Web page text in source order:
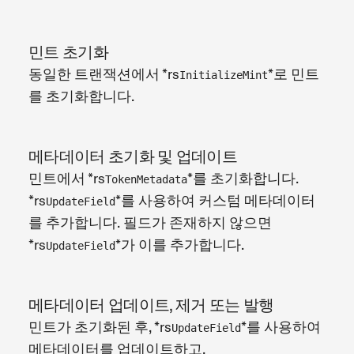
민트 초기화
동일한 트랜잭션에서 *rsInitializeMint*로 민트
를 초기화합니다.
메타데이터 초기화 및 업데이트
민트에서 *rsTokenMetadata*를 초기화합니다.
*rsUpdateField*를 사용하여 커스텀 메타데이터
를 추가합니다. 필드가 존재하지 않으면
*rsUpdateField*가 이를 추가합니다.
메타데이터 업데이트, 제거 또는 발행
민트가 초기화된 후, *rsUpdateField*를 사용하여
메타데이터를 업데이트하고,